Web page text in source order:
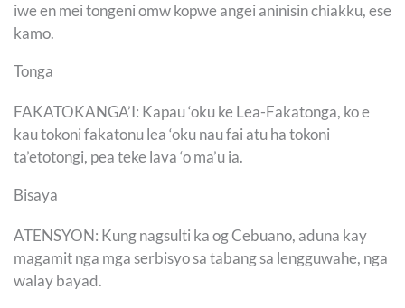
iwe en mei tongeni omw kopwe angei aninisin chiakku, ese
kamo.
Tonga
FAKATOKANGA’I: Kapau ‘oku ke Lea-Fakatonga, ko e
kau tokoni fakatonu lea ‘oku nau fai atu ha tokoni
ta’etotongi, pea teke lava ‘o ma’u ia.
Bisaya
ATENSYON: Kung nagsulti ka og Cebuano, aduna kay
magamit nga mga serbisyo sa tabang sa lengguwahe, nga
walay bayad.